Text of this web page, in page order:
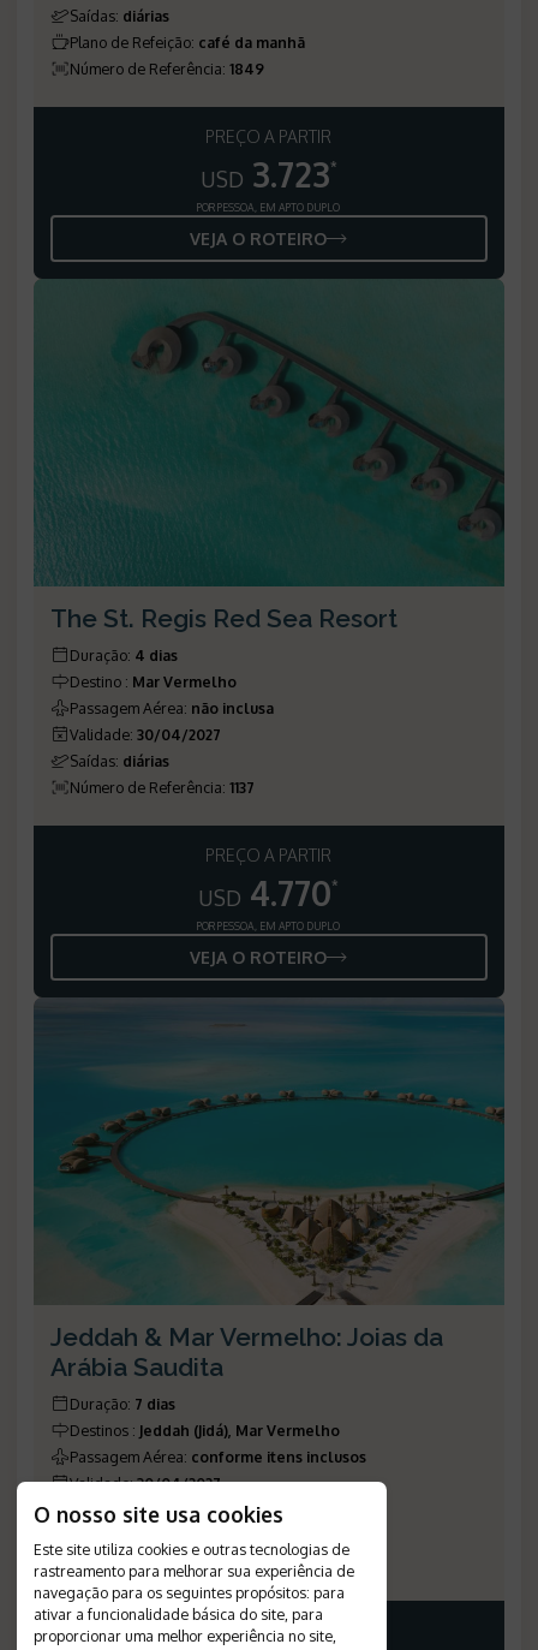
O nosso site usa cookies
Este site utiliza cookies e outras tecnologias de
rastreamento para melhorar sua experiência de
navegação para os seguintes propósitos: para
ativar a funcionalidade básica do site para
proporcionar uma melhor experiência no site
Saídas: diárias
Plano de Refeição: café da manhã
Número de Referência: 1849
PREÇO A PARTIR
USD 3.723*
POR PESSOA, EM APTO DUPLO
VEJA O ROTEIRO
The St. Regis Red Sea Resort
Duração: 4 dias
Destino : Mar Vermelho
Passagem Aérea: não inclusa
Validade: 30/04/2027
Saídas: diárias
Número de Referência: 1137
PREÇO A PARTIR
USD 4.770*
POR PESSOA, EM APTO DUPLO
VEJA O ROTEIRO
Jeddah & Mar Vermelho: Joias da
Arábia Saudita
Duração: 7 dias
Destinos : Jeddah (Jidá), Mar Vermelho
Passagem Aérea: conforme itens inclusos
Validade:30/04/2027
Saídas programadas
Número de Referência
PREÇO A PARTIR